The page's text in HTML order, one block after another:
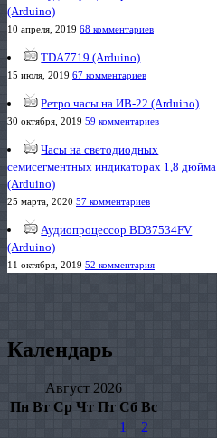
(Arduino)
10 апреля, 2019 68 комментариев
TDA7719 (Arduino)
15 июля, 2019 67 комментариев
Ретро часы на ИВ-22 (Arduino)
30 октября, 2019 59 комментариев
Часы на светодиодных
семисегментных индикаторах 1,8 дюйма
(Arduino)
25 марта, 2020 57 комментариев
Аудиопроцессор BD37534FV
(Arduino)
11 октября, 2019 52 комментария
Календарь
Август 2026
Пн Вт Ср Чт Пт Сб Вс
1
2